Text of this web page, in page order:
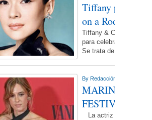
Tiffany
on a Rock
Tiffany & Co. presenta
para celebrar su
Se trata de una
By Redacción NdL
MARINA
FESTIVAL DE
La actriz Marina Sala